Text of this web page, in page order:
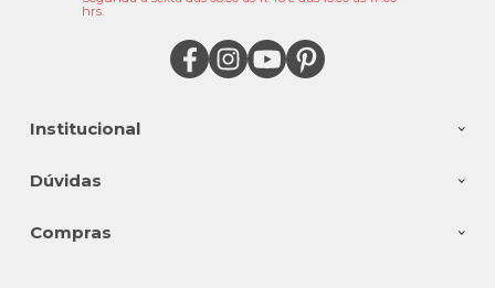
Institucional
Dúvidas
Compras
hrs.